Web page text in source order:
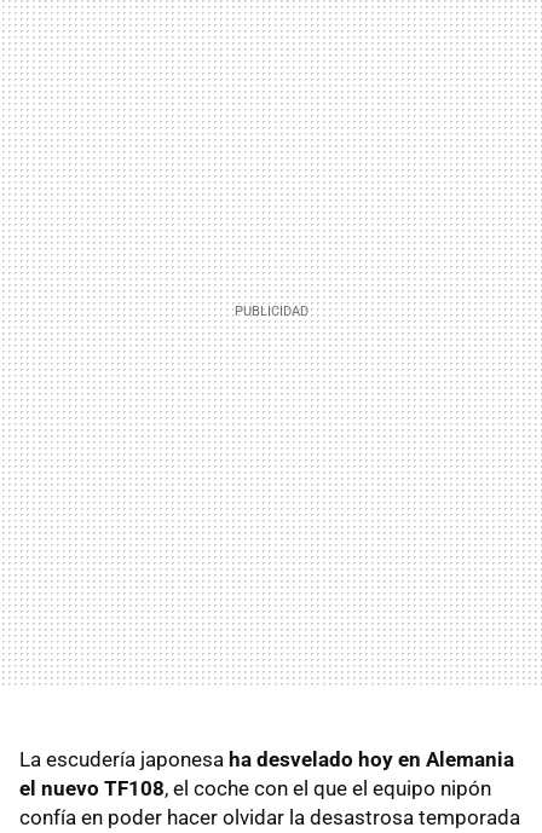
La escudería japonesa ha desvelado hoy en Alemania
el nuevo TF108, el coche con el que el equipo nipón
confía en poder hacer olvidar la desastrosa temporada